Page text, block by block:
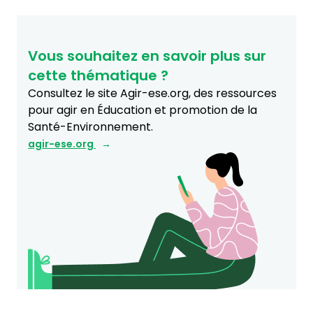
Vous souhaitez en savoir plus sur
cette thématique ?
Consultez le site Agir-ese.org, des ressources
pour agir en Éducation et promotion de la
Santé-Environnement.
agir-ese.org